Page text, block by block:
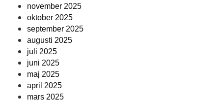
november 2025
oktober 2025
september 2025
augusti 2025
juli 2025
juni 2025
maj 2025
april 2025
mars 2025